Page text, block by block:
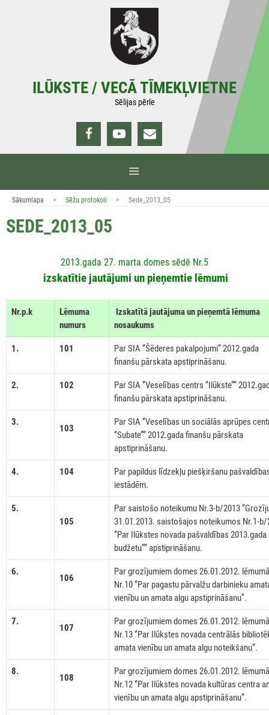
ILŪKSTE / VECĀ TĪMEKĻVIETNE
Sēlijas pērle
Sākumlapa > Sēžu protokoli > Sede_2013_05
SEDE_2013_05
2013.gada 27. marta domes sēdē Nr.5
izskatītie jautājumi un pieņemtie lēmumi
Nr.p.k
Lēmuma
numurs
Izskatītā jautājuma un pieņemtā lēmuma
nosaukums
1. 101
Par SIA ‘’Šēderes pakalpojumi’’ 2012.gada
finanšu pārskata apstiprināšanu.
2. 102
Par SIA ‘’Veselības centrs ‘’Ilūkste’’’’
finanšu pārskata apstiprināšanu.
3.
103
Par SIA ‘’Veselības un sociālās aprūpes
‘’Subate’’’’ 2012.gada finanšu pārskata
apstiprināšanu.
4. 104
Par papildus līdzekļu piešķiršanu
iestādēm.
5.
105
Par saistošo noteikumu Nr.3-b/2013
31.01.2013. saistošajos noteikumos Nr.1-b/
‘’Par Ilūkstes novada pašvaldības 2013.gada
budžetu’’” apstiprināšanu.
6.
106
Par grozījumiem domes 26.01.2012. lēmumā
Nr.10 ‘’Par pagastu pārvalžu darbinieku
vienību un amata algu apstiprināšanu’’.
7.
107
Par grozījumiem domes 26.01.2012. lēmumā
Nr.13 ‘’Par Ilūkstes novada centrālās
amata vienību un amata algu noteikšanu’’.
8.
108
Par grozījumiem domes 26.01.2012. lēmumā
Nr.12 ‘’Par Ilūkstes novada kultūras centra
vienību un amata algu apstiprināšanu’’.